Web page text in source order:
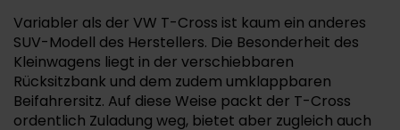
Variabler als der VW T-Cross ist kaum ein anderes
SUV-Modell des Herstellers. Die Besonderheit des
Kleinwagens liegt in der verschiebbaren
Rücksitzbank und dem zudem umklappbaren
Beifahrersitz. Auf diese Weise packt der T-Cross
ordentlich Zuladung weg, bietet aber zugleich auch